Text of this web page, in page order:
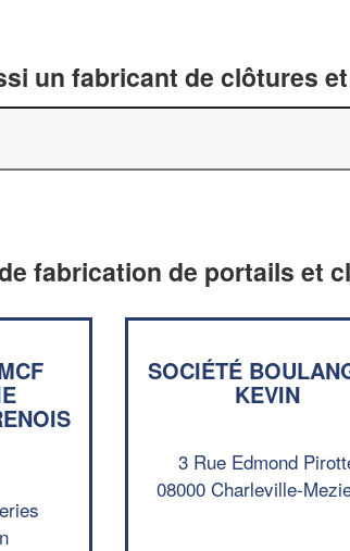
un fabricant de clôtures
fabrication de portails et
SOCIÉTÉ
KEVIN
3 Rue Edmond
08000 Charleville-